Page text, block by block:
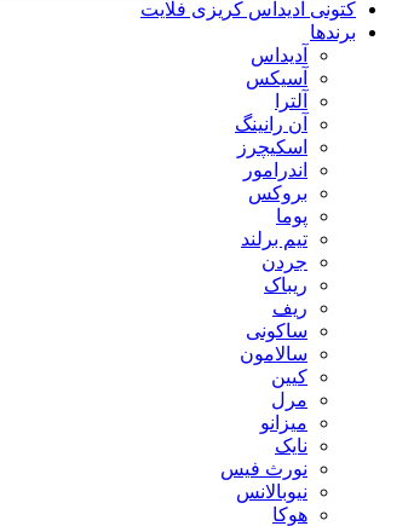
کتونی آدیداس کریزی فلایت
برندها
آدیداس
آسیکس
آلترا
آن رانینگ
اسکیچرز
اندرامور
بروکس
پوما
تیم برلند
جردن
ریباک
ریف
ساکونی
سالامون
کیین
مرل
میزانو
نایک
نورث فیس
نیوبالانس
هوکا